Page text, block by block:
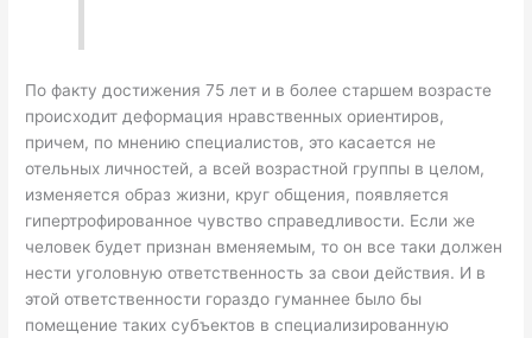
По факту достижения 75 лет и в более старшем возрасте
происходит деформация нравственных ориентиров,
причем, по мнению специалистов, это касается не
отельных личностей, а всей возрастной группы в целом,
изменяется образ жизни, круг общения, появляется
гипертрофированное чувство справедливости. Если же
человек будет признан вменяемым, то он все таки должен
нести уголовную ответственность за свои действия. И в
этой ответственности гораздо гуманнее было бы
помещение таких субъектов в специализированную